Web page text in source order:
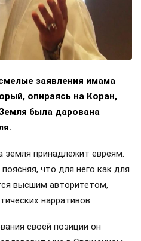
заявления имама
опираясь на Коран,
была дарована
земля принадлежит евреям.
что для него как для
высшим авторитетом,
нарративов.
своей позиции он